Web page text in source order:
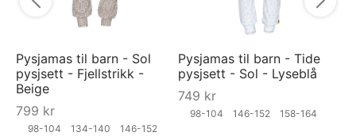
Pysjamas til barn - Sol
pysjsett - Fjellstrikk -
Beige
799 kr
98-104 134-140
146-152
Pysjamas til barn - Tide
pysjsett - Sol - Lyseblå
749 kr
98-104 146-152 158-164